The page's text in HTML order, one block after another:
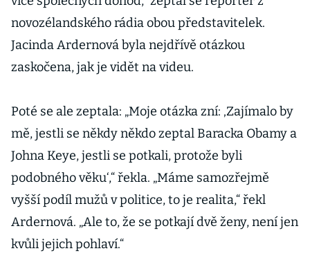
novozélandského rádia obou představitelek.
Jacinda Ardernová byla nejdřívě otázkou
zaskočena, jak je vidět na videu.
Poté se ale zeptala: „Moje otázka zní: ‚Zajímalo by
mě, jestli se někdy někdo zeptal Baracka Obamy a
Johna Keye, jestli se potkali, protože byli
podobného věku‘,“ řekla. „Máme samozřejmě
vyšší podíl mužů v politice, to je realita,“ řekl
Ardernová. „Ale to, že se potkají dvě ženy, není jen
kvůli jejich pohlaví.“